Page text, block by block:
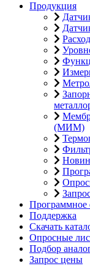
Продукция
(МИМ)
Программное
Поддержка
Скачать
Опросные
Подбор
Запрос цены